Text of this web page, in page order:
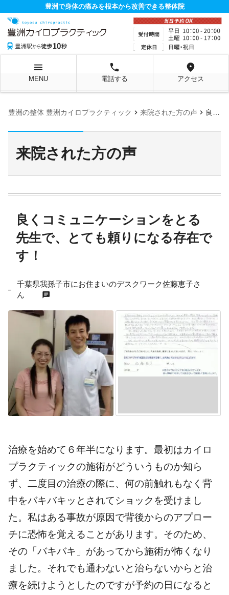
豊洲で身体の痛みを根本から改善できる整体院
menu
MENU
local_phone
電話する
location_on
アクセス
豊洲の整体 豊洲カイロプラクティック chevron_right 来院された方の声 chevron_right 良くコミュニケーションをとる先生で、とても頼りになる存在です！
来院された方の声
良くコミュニケーションをとる
先生で、とても頼りになる存在で
す！
千葉県我孫子市にお住まいのデスクワーク佐藤恵子さ
ん
chat
治療を始めて６年半になります。最初はカイロ
プラクティックの施術がどういうものか知ら
ず、二度目の治療の際に、何の前触れもなく背
中をバキバキッとされてショックを受けまし
た。私はある事故が原因で背後からのアプロー
チに恐怖を覚えることがあります。そのため、
その「バキバキ」があってから施術が怖くなり
ました。それでも通わないと治らないからと治
療を続けようとしたのですが予約の日になると